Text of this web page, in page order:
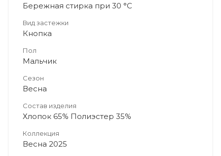
Бережная стирка при 30 °C
Вид застежки
Кнопка
Пол
Мальчик
Сезон
Весна
Состав изделия
Хлопок 65% Полиэстер 35%
Коллекция
Весна 2025